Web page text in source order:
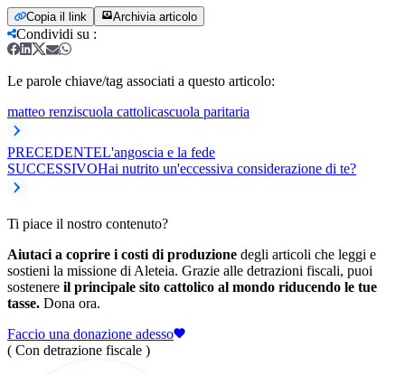
Copia il link Archivia articolo
Condividi su :
Le parole chiave/tag associati a questo articolo:
matteo renziscuola cattolicascuola paritaria
PRECEDENTEL'angoscia e la fede
SUCCESSIVOHai nutrito un'eccessiva considerazione di te?
Ti piace il nostro contenuto?
Aiutaci a coprire i costi di produzione degli articoli che leggi e
sostieni la missione di Aleteia. Grazie alle detrazioni fiscali, puoi
sostenere il principale sito cattolico al mondo riducendo le tue
tasse. Dona ora.
Faccio una donazione adesso
( Con detrazione fiscale )